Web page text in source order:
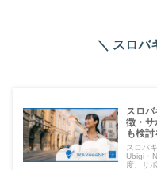
＼ スロバ
スロ
徴・サ
も検討
スロバ
Ubigi・
度、サ